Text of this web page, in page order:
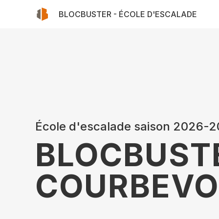
BLOCBUSTER - ÉCOLE D'ESCALADE
École d'escalade saison 2026-